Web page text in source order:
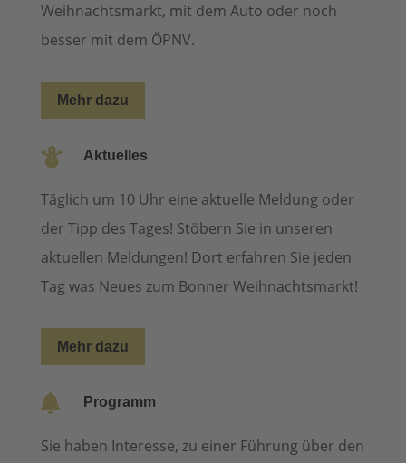
Weihnachtsmarkt, mit dem Auto oder noch
besser mit dem ÖPNV.
Mehr dazu
 Aktuelles
Täglich um 10 Uhr eine aktuelle Meldung oder
der Tipp des Tages! Stöbern Sie in unseren
aktuellen Meldungen! Dort erfahren Sie jeden
Tag was Neues zum Bonner Weihnachtsmarkt!
Mehr dazu
 Programm
Sie haben Interesse, zu einer Führung über den